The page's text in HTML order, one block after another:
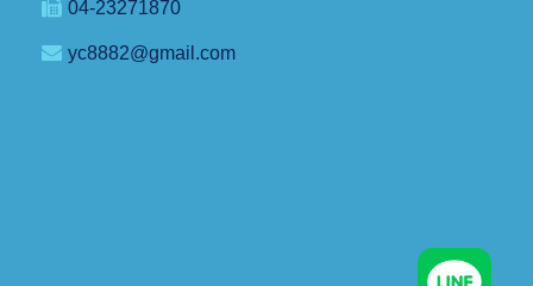
04-23271870
yc8882@gmail.com